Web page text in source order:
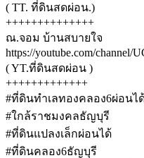
( TT. ที่ดินสดผ่อน.)
++++++++++++++
ณ.จอม บ้านสบายใจ
https://youtube.com/channel/
( YT.ที่ดินสดผ่อน )
+++++++++++++
#ที่ดินทำเลทองคลอง6ผ่อนไ
#ใกล้ราชมงคลธัญบุรี
#ที่ดินแปลงเล็กผ่อนได้
#ที่ดินคลอง6ธัญบุรี